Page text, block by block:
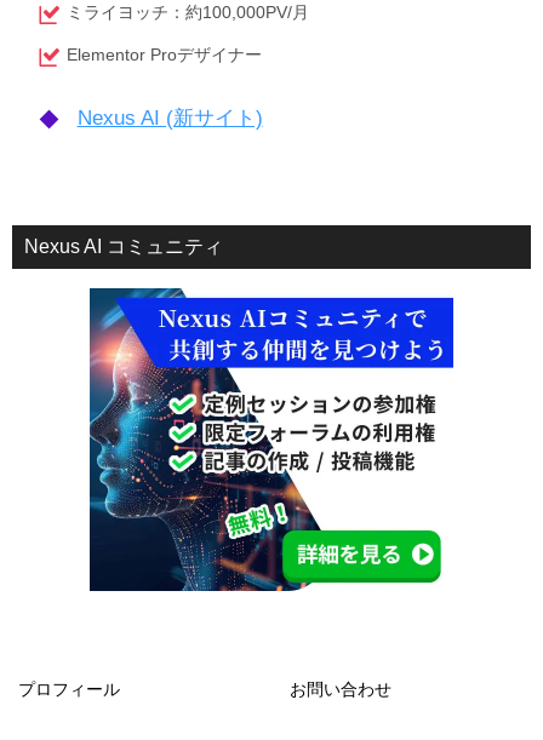
ミライヨッチ：約100,000PV/月
Elementor Proデザイナー
Nexus AI (新サイト)
Nexus AI コミュニティ
プロフィール お問い合わせ